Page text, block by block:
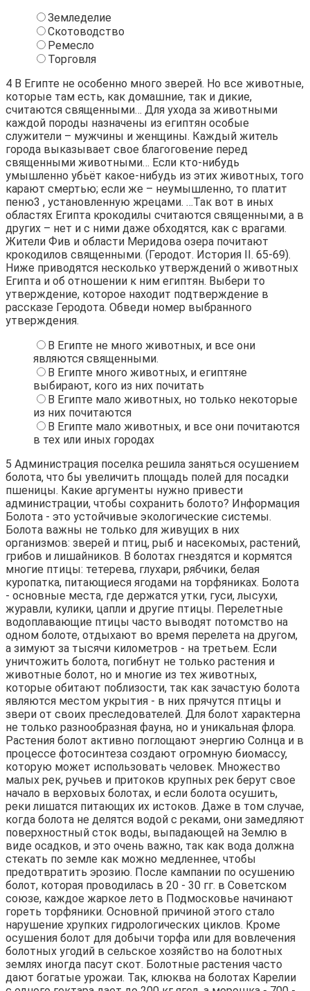
Земледелие
Скотоводство
Ремесло
Торговля
4 В Египте не особенно много зверей. Но все животные,
которые там есть, как домашние, так и дикие,
считаются священными… Для ухода за животными
каждой породы назначены из египтян особые
служители – мужчины и женщины. Каждый житель
города выказывает свое благоговение перед
священными животными… Если кто-нибудь
умышленно убьёт какое-нибудь из этих животных, того
карают смертью; если же – неумышленно, то платит
пеню3 , установленную жрецами. …Так вот в иных
областях Египта крокодилы считаются священными, а в
других – нет и с ними даже обходятся, как с врагами.
Жители Фив и области Меридова озера почитают
крокодилов священными. (Геродот. История II. 65-69).
Ниже приводятся несколько утверждений о животных
Египта и об отношении к ним египтян. Выбери то
утверждение, которое находит подтверждение в
рассказе Геродота. Обведи номер выбранного
утверждения.
В Египте не много животных, и все они
являются священными.
В Египте много животных, и египтяне
выбирают, кого из них почитать
В Египте мало животных, но только некоторые
из них почитаются
В Египте мало животных, и все они почитаются
в тех или иных городах
5 Администрация поселка решила заняться осушением
болота, что бы увеличить площадь полей для посадки
пшеницы. Какие аргументы нужно привести
администрации, чтобы сохранить болото? Информация
Болота - это устойчивые экологические системы.
Болота важны не только для живущих в них
организмов: зверей и птиц, рыб и насекомых, растений,
грибов и лишайников. В болотах гнездятся и кормятся
многие птицы: тетерева, глухари, рябчики, белая
куропатка, питающиеся ягодами на торфяниках. Болота
- основные места, где держатся утки, гуси, лысухи,
журавли, кулики, цапли и другие птицы. Перелетные
водоплавающие птицы часто выводят потомство на
одном болоте, отдыхают во время перелета на другом,
а зимуют за тысячи километров - на третьем. Если
уничтожить болота, погибнут не только растения и
животные болот, но и многие из тех животных,
которые обитают поблизости, так как зачастую болота
являются местом укрытия - в них прячутся птицы и
звери от своих преследователей. Для болот характерна
не только разнообразная фауна, но и уникальная флора.
Растения болот активно поглощают энергию Солнца и в
процессе фотосинтеза создают огромную биомассу,
которую может использовать человек. Множество
малых рек, ручьев и притоков крупных рек берут свое
начало в верховых болотах, и если болота осушить,
реки лишатся питающих их истоков. Даже в том случае,
когда болота не делятся водой с реками, они замедляют
поверхностный сток воды, выпадающей на Землю в
виде осадков, и это очень важно, так как вода должна
стекать по земле как можно медленнее, чтобы
предотвратить эрозию. После кампании по осушению
болот, которая проводилась в 20 - 30 гг. в Советском
союзе, каждое жаркое лето в Подмосковье начинают
гореть торфяники. Основной причиной этого стало
нарушение хрупких гидрологических циклов. Кроме
осушения болот для добычи торфа или для вовлечения
болотных угодий в сельское хозяйство на болотных
землях иногда пасут скот. Болотные растения часто
дают богатые урожаи. Так, клюква на болотах Карелии